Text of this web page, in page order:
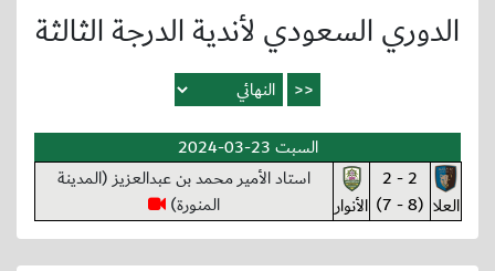
الدوري السعودي لأندية الدرجة الثالثة
السبت 23-03-2024
العلا
2 - 2
(8 - 7)
الأنوار
استاد الأمير محمد بن عبدالعزيز (المدينة
المنورة)